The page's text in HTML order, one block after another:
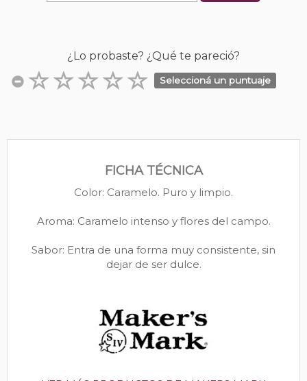
¿Lo probaste? ¿Qué te pareció?
Seleccioná un puntuaje
FICHA TÉCNICA
Color: Caramelo. Puro y limpio.
Aroma: Caramelo intenso y flores del campo.
Sabor: Entra de una forma muy consistente, sin
dejar de ser dulce.